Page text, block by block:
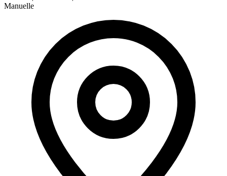
Manuelle